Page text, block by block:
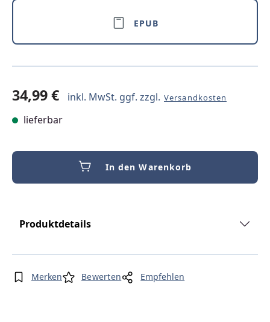
EPUB
34,99 € inkl. MwSt. ggf. zzgl. Versandkosten
lieferbar
In den Warenkorb
Produktdetails
Merken Bewerten Empfehlen